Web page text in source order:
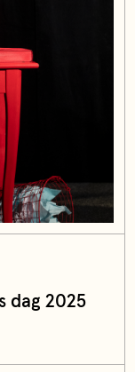
dag 2025